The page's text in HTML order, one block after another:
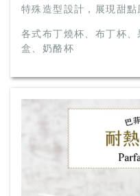
特殊造型設計，展現甜點
各式布丁燒杯、布丁杯
盒、奶酪杯